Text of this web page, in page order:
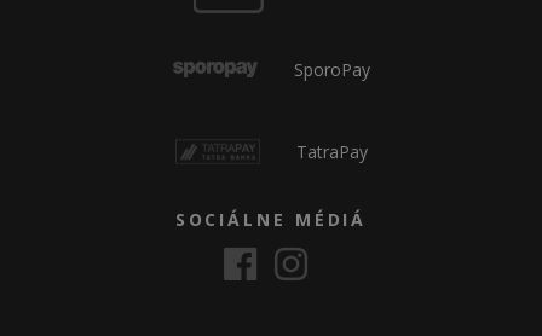
SporoPay
TatraPay
SOCIÁLNE MÉDIÁ